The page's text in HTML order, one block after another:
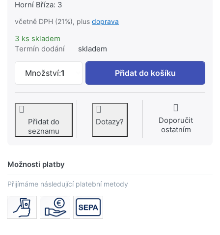
Horní Bříza: 3
včetně DPH (21%), plus doprava
3 ks skladem
Termín dodání
skladem
Množství:1
AZP FLEXIRA spojka DN16, R 3/4"
Přidat do košíku
Přidat do
seznamu
Dotazy?
Doporučit
ostatním
Možnosti platby
Přijímáme následující platební metody